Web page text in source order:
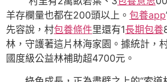
羊存欄量也都在200頭以上。 包養app
先容說，村包養條件里還有1長期包養
林，守護著這片林海家園。據統計，
國度級公益林補助超4700元。